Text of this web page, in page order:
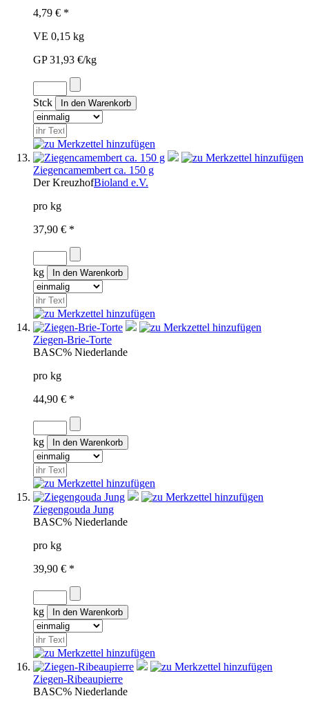
4,79 € *
VE 0,15 kg
GP 31,93 €/kg
Stck
Ziegencamembert ca. 150 g
Der KreuzhofBioland e.V.
pro kg
37,90 € *
kg
Ziegen-Brie-Torte
BASC% Niederlande
pro kg
44,90 € *
kg
Ziegengouda Jung
BASC% Niederlande
pro kg
39,90 € *
kg
Ziegen-Ribeaupierre
BASC% Niederlande